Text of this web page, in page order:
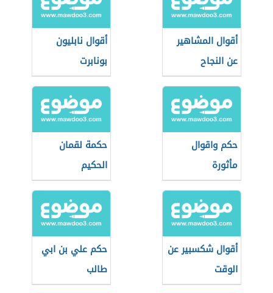
أقوال المشاهير
عن النجاح
أقوال نابليون
بونابرت
حكم واقوال
مأثورة
حكمة لقمان
الحكيم
أقوال شكسبير عن
الوقت
حكم علي بن ابي
طالب